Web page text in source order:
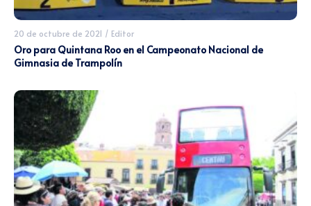
20 de octubre de 2021 / Editor
Oro para Quintana Roo en el Campeonato Nacional de
Gimnasia de Trampolín